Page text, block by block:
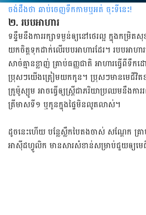
ចង់ដឹងថា ឆាប់ចេញទឹកកាមឬអត់ ចុះទីនេះ!
២. របប​អាហារ
ទន្ទឹម​នឹង​ការ​រក្សា​ទម្ងន់​ឲ្យ​នៅ​ថេរ​ល្អ ក្នុង​កម្រិ
យក​ចិត្ត​ទុក​ដាក់​លើ​របប​អាហារ​ដែរ​​។ របប​អាហារ​
សាច់​គ្មាន​ខ្លាញ់ គ្រាប់​ធញ្ញជាតិ អាហារ​ធ្វើ​ពី​ទឹក​
ប្រុសៗ​យើង​ត្រៀម​យក​កូន​​។ ប្រុសៗ​មាន​មេ​ជីវិត​ខុ
ក្រូម៉ូស្យូម អាច​ធ្វើ​ឲ្យ​ស្រ្តី​ជា​ភរិយា​ប្រឈម​នឹង​ក
ត្រីមាស​ទី​១ ឬ​កូន​ក្នុង​ផ្ទៃ​មិន​លូត​លាស់​។​​​​​​​
ដូច​នេះ​ហើយ​ បន្លែ​ស្លឹក​បៃ​តង​ចាស់​ សណ្ដែក គ្រា
អាស៊ីដ​ហ្វូលិក មាន​សារសំខាន់​​​សម្រាប់​ជួយ​ឲ្យ​មេ